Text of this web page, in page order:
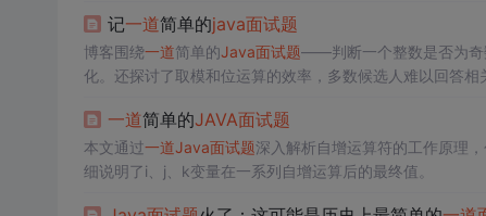
记一道简单的java面试题
博客围绕一道简单的Java面试题——判断一个整数是否为奇
化。还探讨了取模和位运算的效率，多数候选人难以回答相
一道简单的JAVA面试题
本文通过一道Java面试题深入解析自增运算符的工作原理
细说明了i、j、k变量在一系列自增运算后的最终值。